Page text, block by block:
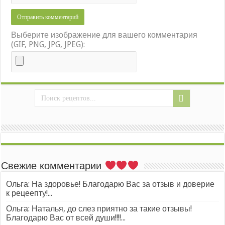
Выберите изображение для вашего комментария
(GIF, PNG, JPG, JPEG):
Свежие комментарии
Ольга: На здоровье! Благодарю Вас за отзыв и доверие
к рецеепту!...
Ольга: Наталья, до слез приятно за такие отзывы!
Благодарю Вас от всей души!!!!...